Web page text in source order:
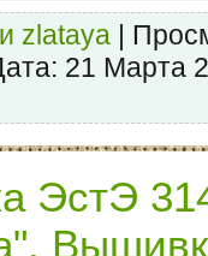
zlataya |
21 Марта
ЭстЭ